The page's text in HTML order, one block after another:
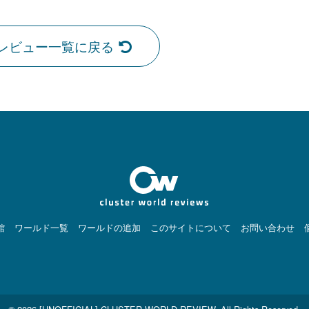
ビュー一覧に戻る
ワールド一覧 ワールドの追加 このサイトについて お問い合わせ